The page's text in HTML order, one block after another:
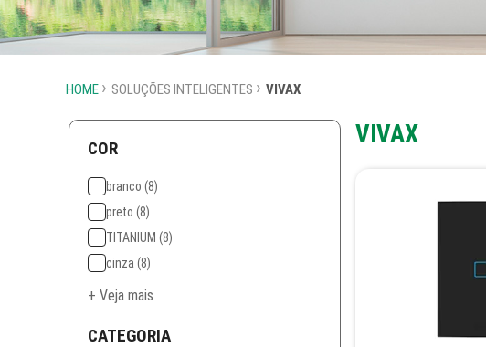
HOME SOLUÇÕES INTELIGENTES VIVAX
COR
branco (8)
preto (8)
TITANIUM (8)
cinza (8)
+ Veja mais
CATEGORIA
VIVAX